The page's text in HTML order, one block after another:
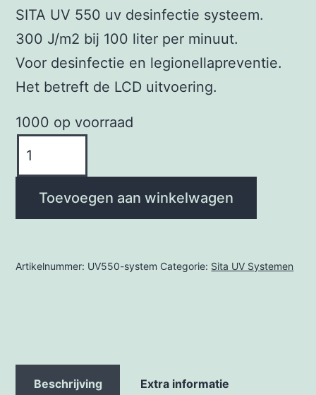
SITA UV 550 uv desinfectie systeem.
300 J/m2 bij 100 liter per minuut.
Voor desinfectie en legionellapreventie.
Het betreft de LCD uitvoering.
1000 op voorraad
UV
systeem
Toevoegen aan winkelwagen
Artikelnummer: UV550-system Categorie: Sita UV Systemen
Beschrijving Extra informatie